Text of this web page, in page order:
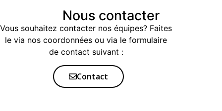
Nous contacter
Vous souhaitez contacter nos équipes? Faites
le via nos coordonnées ou via le formulaire
de contact suivant :
Contact